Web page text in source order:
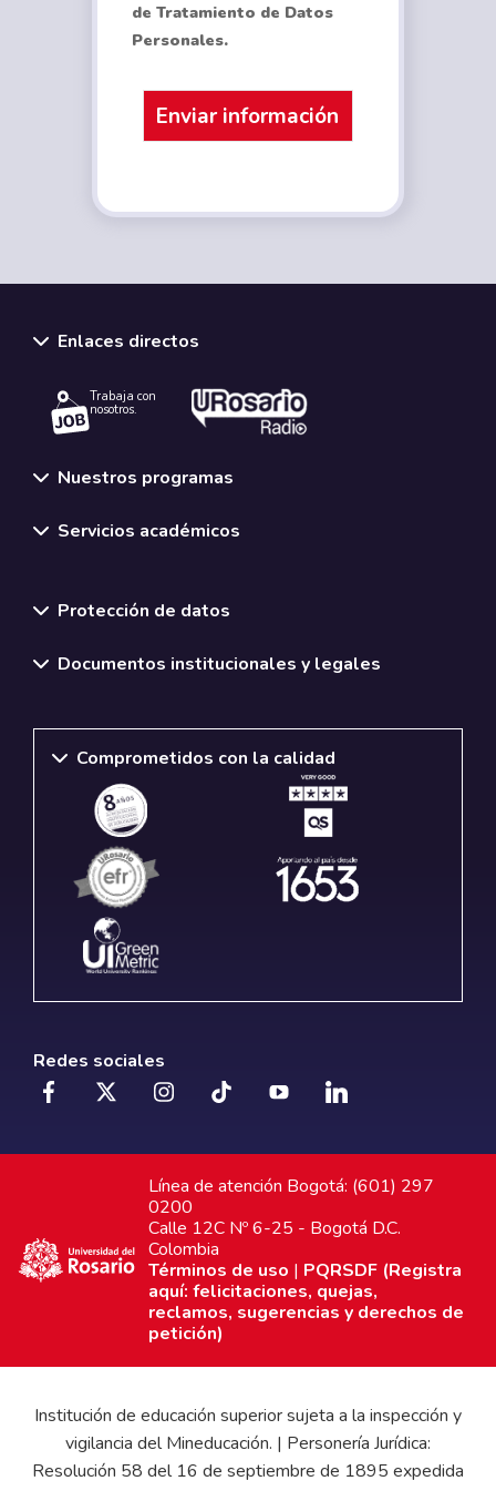
de Tratamiento de Datos
Personales.
Enlaces directos
Trabaja con
nosotros.
Nuestros programas
Servicios académicos
Protección de datos
Documentos institucionales y legales
Comprometidos con la calidad
Redes sociales
Línea de atención Bogotá: (601) 297
0200
Calle 12C Nº 6-25 - Bogotá D.C.
Colombia
Términos de uso | PQRSDF (Registra
aquí: felicitaciones, quejas,
reclamos, sugerencias y derechos de
petición)
Institución de educación superior sujeta a la inspección y
vigilancia del Mineducación. | Personería Jurídica:
Resolución 58 del 16 de septiembre de 1895 expedida